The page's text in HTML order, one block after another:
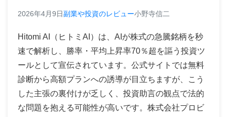
2026年4月9日副業や投資のレビュー小野寺信二
Hitomi AI（ヒトミAI）は、AIが株式の急騰銘柄を秒
速で解析し、勝率・平均上昇率70％超を謳う投資ツ
ールとして宣伝されています。公式サイトでは無料
診断から高額プランへの誘導が目立ちますが、こう
した主張の裏付けが乏しく、投資助言の観点で法的
な問題を抱える可能性が高いです。株式会社プロビ